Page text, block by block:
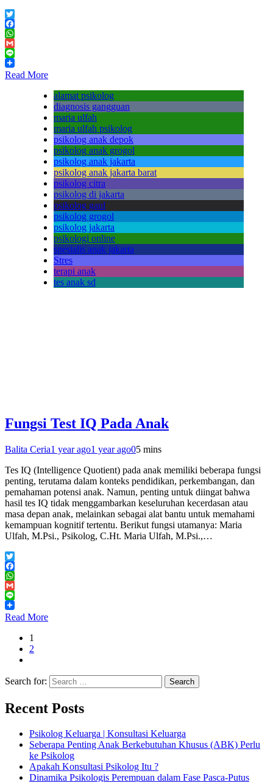
Twitter
Facebook
WhatsApp
Gmail
Line
Read More
alamat psikolog
diagnosis gangguan
maria ulfah
maria ulfah psikolog
psikolog anak depok
psikolog anak grogol
psikolog anak jakarta
psikolog anak jakarta barat
psikolog citra
psikolog di jakarta
psikolog gaul
psikolog grogol
psikolog jakarta
psikologi online
spesialis anak jakarta
Stres
terapi anak
tes anak sd
Fungsi Test IQ Pada Anak
Balita Ceria1 year ago1 year ago05 mins
Tes IQ (Intelligence Quotient) pada anak memiliki beberapa fungsi
penting, terutama dalam konteks pendidikan, perkembangan, dan
pemahaman potensi anak. Namun, penting untuk diingat bahwa
hasil tes IQ tidak menggambarkan keseluruhan kecerdasan atau
masa depan anak, melainkan sebagai alat bantu untuk memahami
kemampuan kognitif tertentu. Berikut fungsi utamanya: Maria
Ulfah, M.Psi., Psikolog, C.Ht. Maria Ulfah, M.Psi.,…
Twitter
Facebook
WhatsApp
Gmail
Line
Read More
1
2
Search for:
Recent Posts
Psikolog Keluarga | Konsultasi Keluarga
Seberapa Penting Anak Berkebutuhan Khusus (ABK) Perlu
ke Psikolog
Apakah Konsultasi Psikolog Itu ?
Dinamika Psikologis Perempuan dalam Fase Pasca-Putus